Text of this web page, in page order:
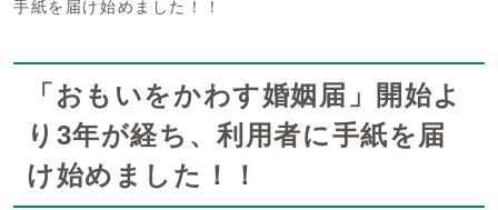
手紙を届け始めました！！
「おもいをかわす婚姻届」開始よ
り3年が経ち、利用者に手紙を届
け始めました！！